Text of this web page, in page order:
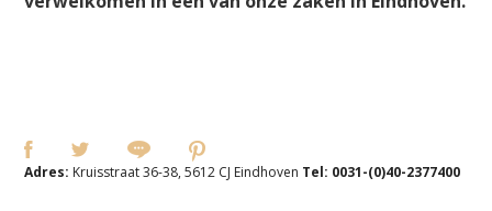
Adres: Kruisstraat 36-38, 5612 CJ Eindhoven Tel: 0031-(0)40-2377400